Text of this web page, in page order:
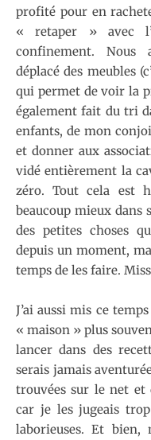
profité pour en
« retaper » avec
confinement. Nous
déplacé des meubles
qui permet de voir la
également fait du tri
enfants, de mon
et donner aux
vidé entièrement la
zéro. Tout cela est
beaucoup mieux
des petites choses
depuis un moment,
temps de les faire.
J’ai aussi mis ce
« maison » plus
lancer dans des
serais jamais
trouvées sur le net et
car je les jugeais
laborieuses. Et